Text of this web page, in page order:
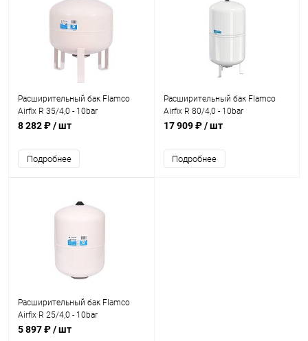
Расширительный бак Flamco
Airfix R 35/4,0 - 10bar
8 282 ₽/ шт
Подробнее
Расширительный бак Flamco
Airfix R 80/4,0 - 10bar
17 909 ₽/ шт
Подробнее
Расширительный бак Flamco
Airfix R 25/4,0 - 10bar
5 897 ₽/ шт